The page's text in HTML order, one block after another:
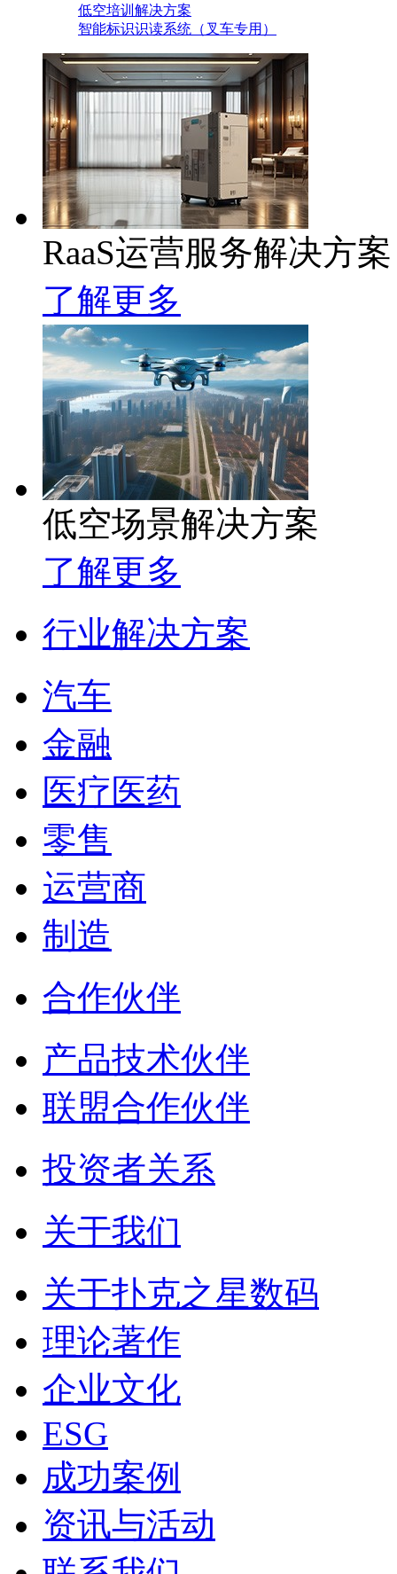
低空培训解决方案
智能标识识读系统（叉车专用）
RaaS运营服务解决方案
了解更多
低空场景解决方案
了解更多
行业解决方案
汽车
金融
医疗医药
零售
运营商
制造
合作伙伴
产品技术伙伴
联盟合作伙伴
投资者关系
关于我们
关于扑克之星数码
理论著作
企业文化
ESG
成功案例
资讯与活动